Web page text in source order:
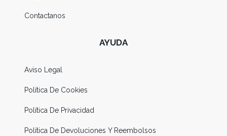
Contactanos
AYUDA
Aviso Legal
Política De Cookies
Política De Privacidad
Política De Devoluciones Y Reembolsos